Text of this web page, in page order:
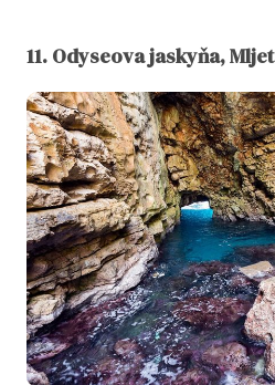
11. Odyseova jaskyňa, Mljet